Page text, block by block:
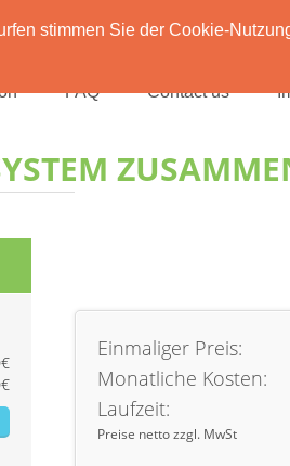
stimmen Sie der Cookie-
FAQ Contact us
Einmaliger Preis:
Monatliche Kosten:
Laufzeit:
Preise netto zzgl. MwSt